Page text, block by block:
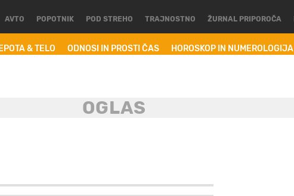
& TELO ODNOSI IN PROSTI ČAS HOROSKOP IN NUMEROLOGIJA
AVTO POPOTNIK POD STREHO TRAJNOSTNO ŽURNAL PRIPOROČA